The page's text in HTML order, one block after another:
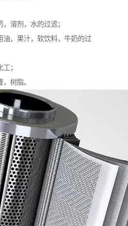
溶剂，水的过滤；
油，果汁，软饮料，牛奶的过
；
树脂。